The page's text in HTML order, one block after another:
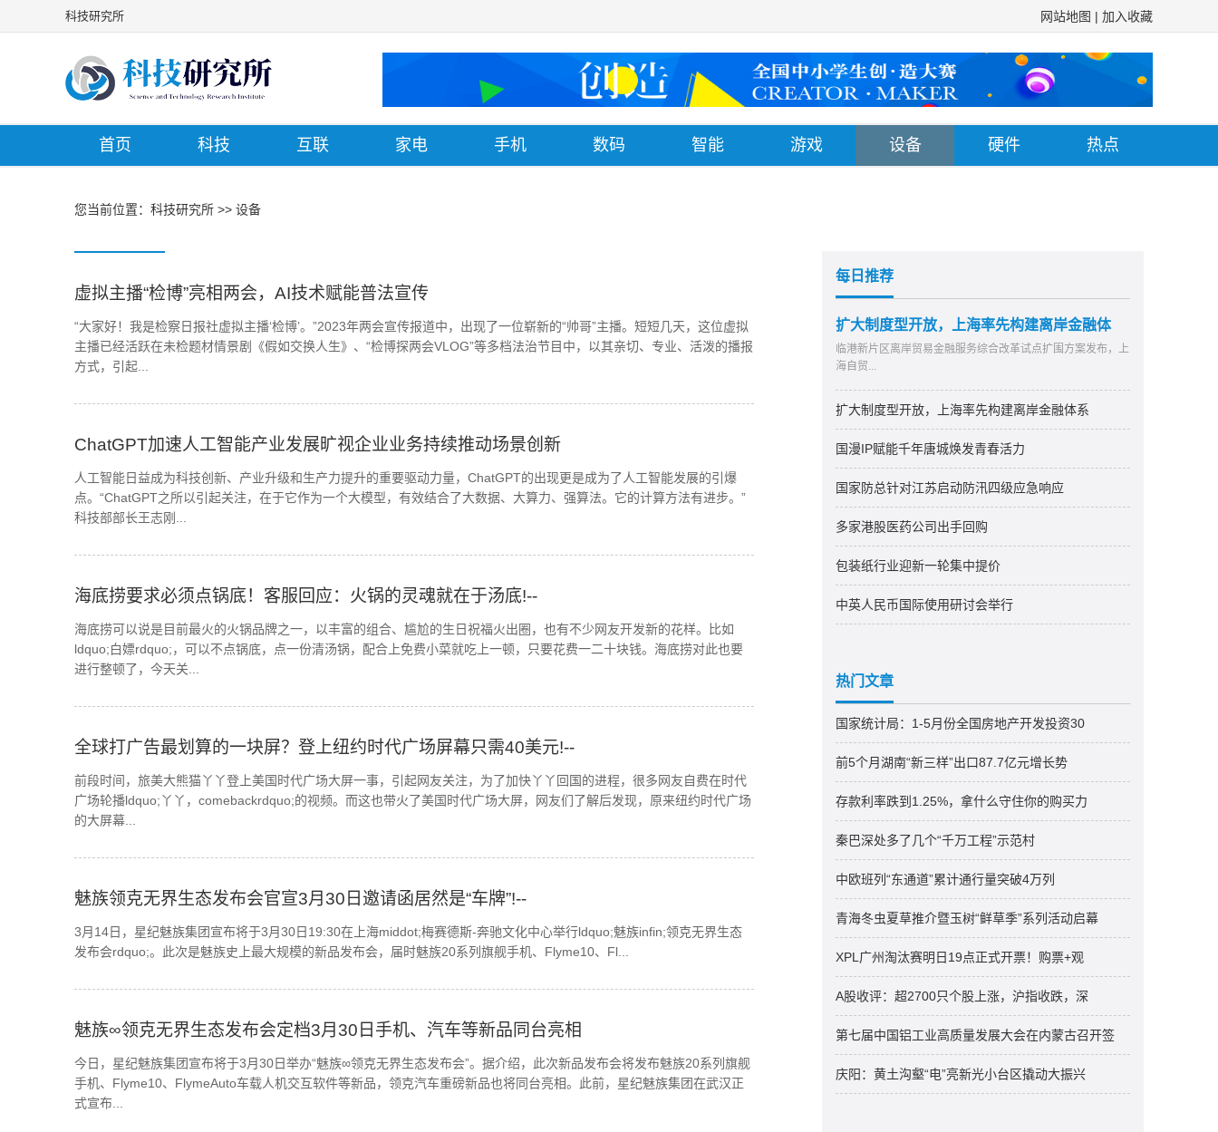
科技研究所 网站地图 | 加入收藏
首页 科技 互联 家电 手机 数码 智能 游戏 设备 硬件 热点
您当前位置： 科技研究所 >> 设备
虚拟主播“检博”亮相两会，AI技术赋能普法宣传
“大家好！我是检察日报社虚拟主播‘检博’。”2023年两会宣传报道中，出现了一位崭新的“帅哥”主播。短短几天，这位虚拟
主播已经活跃在未检题材情景剧《假如交换人生》、“检博探两会VLOG”等多档法治节目中，以其亲切、专业、活泼的播报
方式，引起...
ChatGPT加速人工智能产业发展旷视企业业务持续推动场景创新
人工智能日益成为科技创新、产业升级和生产力提升的重要驱动力量，ChatGPT的出现更是成为了人工智能发展的引爆
点。“ChatGPT之所以引起关注，在于它作为一个大模型，有效结合了大数据、大算力、强算法。它的计算方法有进步。”
科技部部长王志刚...
海底捞要求必须点锅底！客服回应：火锅的灵魂就在于汤底!--
海底捞可以说是目前最火的火锅品牌之一，以丰富的组合、尴尬的生日祝福火出圈，也有不少网友开发新的花样。比如
ldquo;白嫖rdquo;，可以不点锅底，点一份清汤锅，配合上免费小菜就吃上一顿，只要花费一二十块钱。海底捞对此也要
进行整顿了，今天关...
全球打广告最划算的一块屏？登上纽约时代广场屏幕只需40美元!--
前段时间，旅美大熊猫丫丫登上美国时代广场大屏一事，引起网友关注，为了加快丫丫回国的进程，很多网友自费在时代
广场轮播ldquo;丫丫，comebackrdquo;的视频。而这也带火了美国时代广场大屏，网友们了解后发现，原来纽约时代广场
的大屏幕...
魅族领克无界生态发布会官宣3月30日邀请函居然是“车牌”!--
3月14日，星纪魅族集团宣布将于3月30日19:30在上海middot;梅赛德斯-奔驰文化中心举行ldquo;魅族infin;领克无界生态
发布会rdquo;。此次是魅族史上最大规模的新品发布会，届时魅族20系列旗舰手机、Flyme10、Fl...
魅族∞领克无界生态发布会定档3月30日手机、汽车等新品同台亮相
今日，星纪魅族集团宣布将于3月30日举办“魅族∞领克无界生态发布会”。据介绍，此次新品发布会将发布魅族20系列旗舰
手机、Flyme10、FlymeAuto车载人机交互软件等新品，领克汽车重磅新品也将同台亮相。此前，星纪魅族集团在武汉正
式宣布...
每日推荐
扩大制度型开放，上海率先构建离岸金融体
临港新片区离岸贸易金融服务综合改革试点扩围方案发布，上
海自贸...
扩大制度型开放，上海率先构建离岸金融体系
国漫IP赋能千年唐城焕发青春活力
国家防总针对江苏启动防汛四级应急响应
多家港股医药公司出手回购
包装纸行业迎新一轮集中提价
中英人民币国际使用研讨会举行
热门文章
国家统计局：1-5月份全国房地产开发投资30
前5个月湖南“新三样”出口87.7亿元增长势
存款利率跌到1.25%，拿什么守住你的购买力
秦巴深处多了几个“千万工程”示范村
中欧班列“东通道”累计通行量突破4万列
青海冬虫夏草推介暨玉树“鲜草季”系列活动启幕
XPL广州淘汰赛明日19点正式开票！购票+观
A股收评：超2700只个股上涨，沪指收跌，深
第七届中国铝工业高质量发展大会在内蒙古召开签
庆阳：黄土沟壑“电”亮新光小台区撬动大振兴